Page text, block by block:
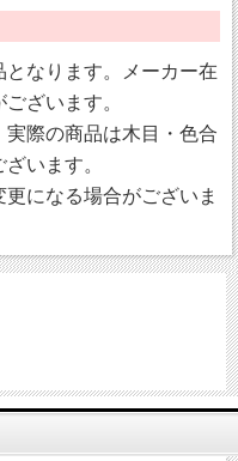
なります。メーカー在
ざいます。
際の商品は木目・色合
います。
になる場合がございま